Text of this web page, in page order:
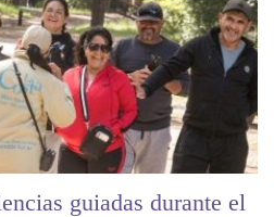
guiadas durante el